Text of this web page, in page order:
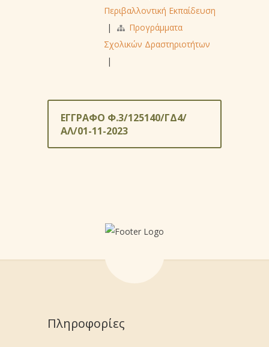
Περιβαλλοντική Εκπαίδευση
|
Προγράμματα
Σχολικών Δραστηριοτήτων
|
ΕΓΓΡΑΦΟ Φ.3/125140/ΓΔ4/
ΑΛ/01-11-2023
Πληροφορίες